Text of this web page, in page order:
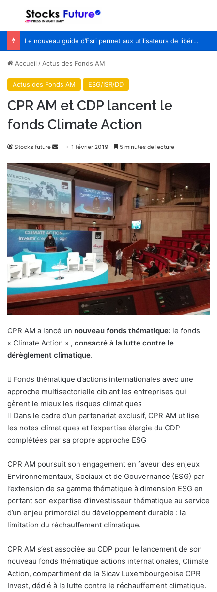
Menu
Le nouveau guide d’Esri permet aux utilisateurs de libérer le potentiel de l’IA avec le pouvoir de la géographie
Accueil /Actus des Fonds AM
Actus des Fonds AM ESG/ISR/DD
CPR AM et CDP lancent le
fonds Climate Action
Stocks future
v
o
y
e
r
u
n
c
o
u
r
r
l
1 février 2019 5 minutes de lecture
CPR AM a lancé un nouveau fonds thématique: le fonds
« Climate Action » , consacré à la lutte contre le
dérèglement climatique.
 Fonds thématique d’actions internationales avec une
approche multisectorielle ciblant les entreprises qui
gèrent le mieux les risques climatiques
 Dans le cadre d’un partenariat exclusif, CPR AM utilise
les notes climatiques et l’expertise élargie du CDP
complétées par sa propre approche ESG
CPR AM poursuit son engagement en faveur des enjeux
Environnementaux, Sociaux et de Gouvernance (ESG) par
l’extension de sa gamme thématique à dimension ESG en
portant son expertise d’investisseur thématique au service
d’un enjeu primordial du développement durable : la
limitation du réchauffement climatique.
CPR AM s’est associée au CDP pour le lancement de son
nouveau fonds thématique actions internationales, Climate
Action, compartiment de la Sicav Luxembourgeoise CPR
Invest, dédié à la lutte contre le réchauffement climatique.